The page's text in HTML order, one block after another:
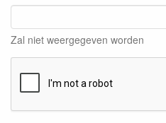
Zal niet weergegeven worden